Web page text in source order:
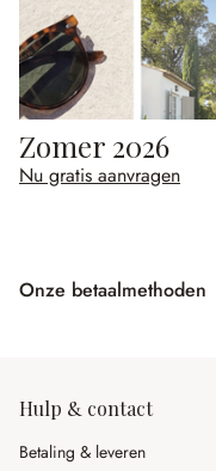
Zomer 2026
Nu gratis aanvragen
Onze betaalmethoden
Hulp & contact
Betaling & leveren